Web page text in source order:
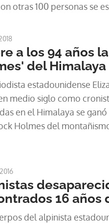
otras 100 personas se
a los 94 años
del Himalaya
estadounidense
medio siglo como
en el Himalaya se
Holmes del
16 años
del alpinista